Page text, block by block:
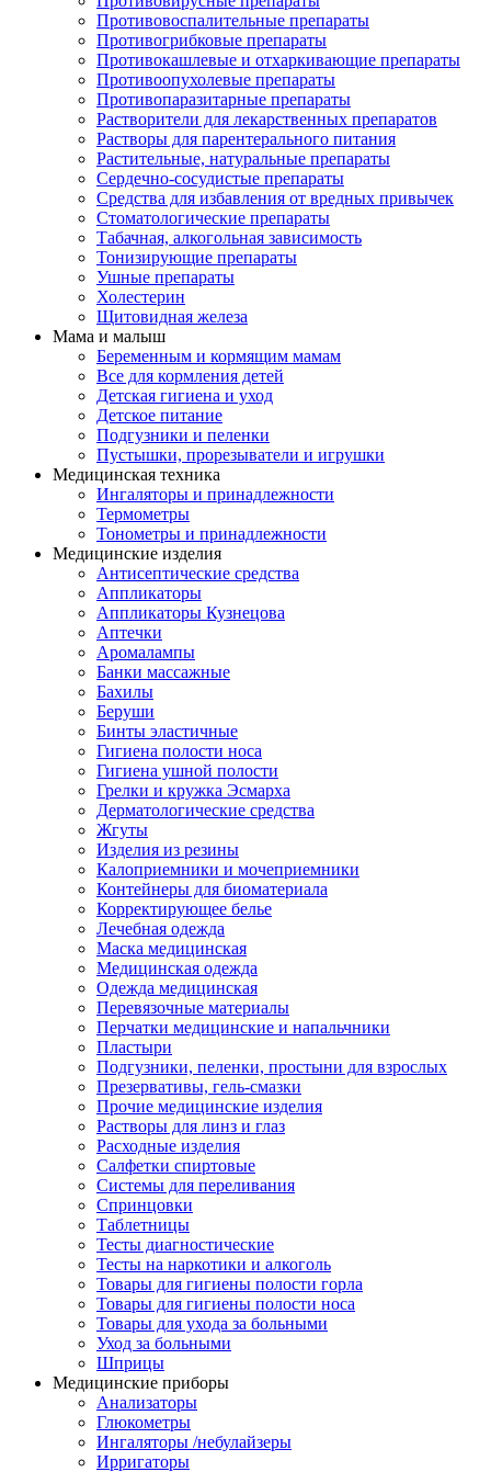
Противовоспалительные препараты
Противогрибковые препараты
Противокашлевые и отхаркивающие препараты
Противоопухолевые препараты
Противопаразитарные препараты
Растворители для лекарственных препаратов
Растворы для парентерального питания
Растительные, натуральные препараты
Сердечно-сосудистые препараты
Средства для избавления от вредных привычек
Стоматологические препараты
Табачная, алкогольная зависимость
Тонизирующие препараты
Ушные препараты
Холестерин
Щитовидная железа
Мама и малыш
Беременным и кормящим мамам
Все для кормления детей
Детская гигиена и уход
Детское питание
Подгузники и пеленки
Пустышки, прорезыватели и игрушки
Медицинская техника
Ингаляторы и принадлежности
Термометры
Тонометры и принадлежности
Медицинские изделия
Антисептические средства
Аппликаторы
Аппликаторы Кузнецова
Аптечки
Аромалампы
Банки массажные
Бахилы
Беруши
Бинты эластичные
Гигиена полости носа
Гигиена ушной полости
Грелки и кружка Эсмарха
Дерматологические средства
Жгуты
Изделия из резины
Калоприемники и мочеприемники
Контейнеры для биоматериала
Корректирующее белье
Лечебная одежда
Маска медицинская
Медицинская одежда
Одежда медицинская
Перевязочные материалы
Перчатки медицинские и напальчники
Пластыри
Подгузники, пеленки, простыни для взрослых
Презервативы, гель-смазки
Прочие медицинские изделия
Растворы для линз и глаз
Расходные изделия
Салфетки спиртовые
Системы для переливания
Спринцовки
Таблетницы
Тесты диагностические
Тесты на наркотики и алкоголь
Товары для гигиены полости горла
Товары для гигиены полости носа
Товары для ухода за больными
Уход за больными
Шприцы
Медицинские приборы
Анализаторы
Глюкометры
Ингаляторы /небулайзеры
Ирригаторы